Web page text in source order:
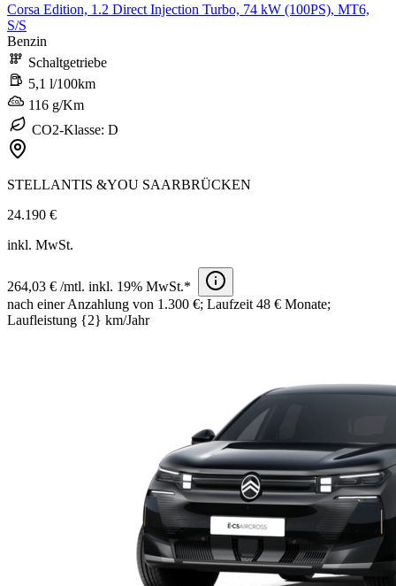
Corsa Edition, 1.2 Direct Injection Turbo, 74 kW (100PS), MT6,
S/S
Benzin
Schaltgetriebe
5,1 l/100km
116 g/Km
CO2-Klasse: D
STELLANTIS &YOU SAARBRÜCKEN
24.190 €
inkl. MwSt.
264,03 € /mtl. inkl. 19% MwSt.*
nach einer Anzahlung von 1.300 €; Laufzeit 48 € Monate;
Laufleistung {2} km/Jahr​